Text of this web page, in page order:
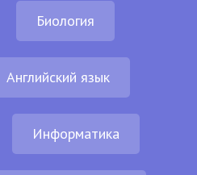
Биология
Английский язык
Информатика